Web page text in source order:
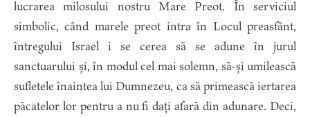
lucrarea milosului nostru Mare Preot. În serviciul
simbolic, când marele preot intra în Locul preasfânt,
întregului Israel i se cerea să se adune în jurul
sanctuarului și, în modul cel mai solemn, să-și umilească
sufletele înaintea lui Dumnezeu, ca să primească iertarea
păcatelor lor pentru a nu fi dați afară din adunare. Deci,